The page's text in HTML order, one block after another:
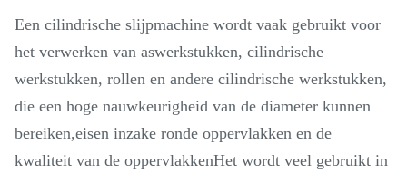
Een cilindrische slijpmachine wordt vaak gebruikt voor
het verwerken van aswerkstukken, cilindrische
werkstukken, rollen en andere cilindrische werkstukken,
die een hoge nauwkeurigheid van de diameter kunnen
bereiken,eisen inzake ronde oppervlakken en de
kwaliteit van de oppervlakkenHet wordt veel gebruikt in